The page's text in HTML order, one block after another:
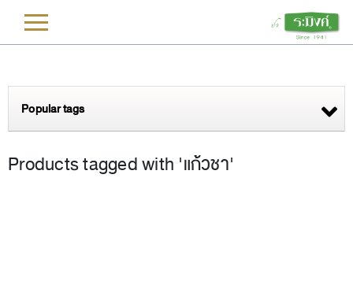
Popular tags
Products tagged with 'แก้วชา'